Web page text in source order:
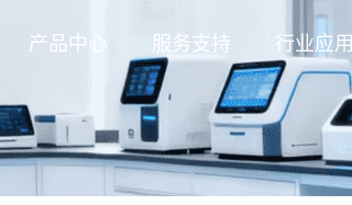
产品中心 服务支持 行业应用